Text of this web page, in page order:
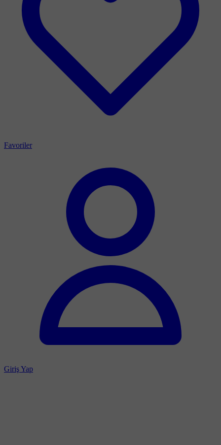
Favoriler
Giriş Yap